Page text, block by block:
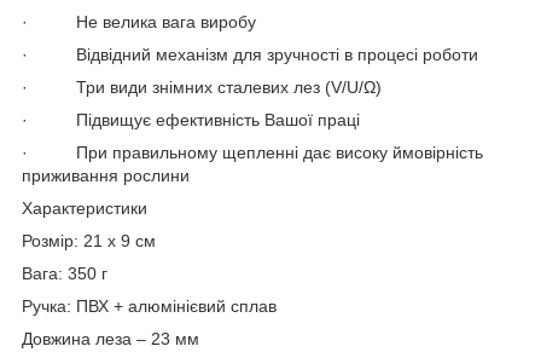
· Не велика вага виробу
· Відвідний механізм для зручності в процесі роботи
· Три види знімних сталевих лез (V/U/Ω)
· Підвищує ефективність Вашої праці
· При правильному щепленні дає високу ймовірність
приживання рослини
Характеристики
Розмір: 21 х 9 см
Вага: 350 г
Ручка: ПВХ + алюмінієвий сплав
Довжина леза – 23 мм